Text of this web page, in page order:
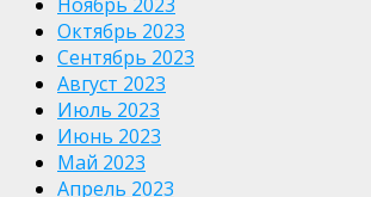
Октябрь 2023
Сентябрь 2023
Август 2023
Июль 2023
Июнь 2023
Май 2023
Апрель 2023